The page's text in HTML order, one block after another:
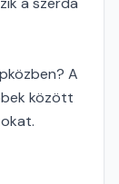
A
között